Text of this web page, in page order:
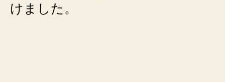
けました。